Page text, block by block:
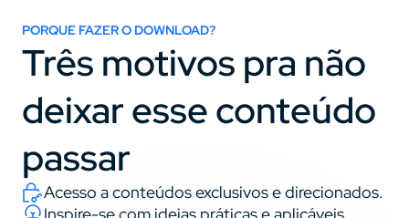
PORQUE FAZER O DOWNLOAD?
Três motivos pra não
deixar esse conteúdo
passar
Acesso a conteúdos exclusivos e direcionados.